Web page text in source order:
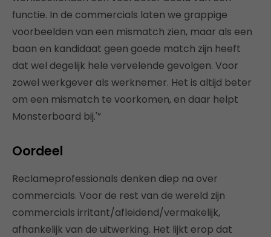
functie. In de commercials laten we grappige
voorbeelden van een mismatch zien, maar als een
baan en kandidaat geen goede match zijn heeft
dat wel degelijk hele vervelende gevolgen. Voor
zowel werkgever als werknemer. Het is altijd beter
om een mismatch te voorkomen, en daar helpt
Monsterboard bij.'”
Oordeel
Reclameprofessionals denken diep na over
commercials. Voor de rest van de wereld zijn
commercials irritant/afleidend/vermakelijk,
afhankelijk van de uitwerking. Het lijkt erop dat